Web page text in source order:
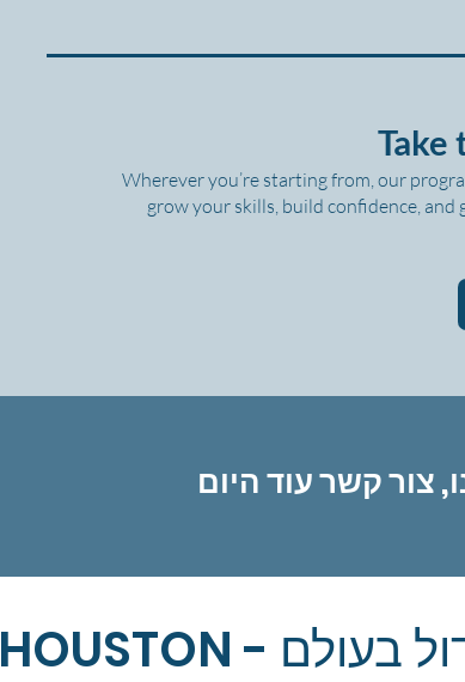
Take
Wherever you’re starting from, our
grow your skills, build confidence,
HOUSTON - המרכז הרפואי הגדול בעולם